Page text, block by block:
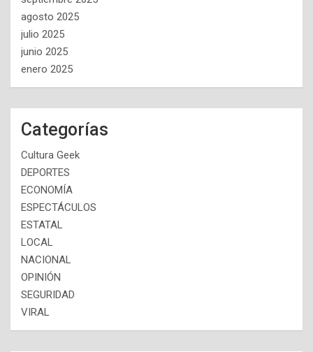
agosto 2025
julio 2025
junio 2025
enero 2025
Categorías
Cultura Geek
DEPORTES
ECONOMÍA
ESPECTÁCULOS
ESTATAL
LOCAL
NACIONAL
OPINIÓN
SEGURIDAD
VIRAL